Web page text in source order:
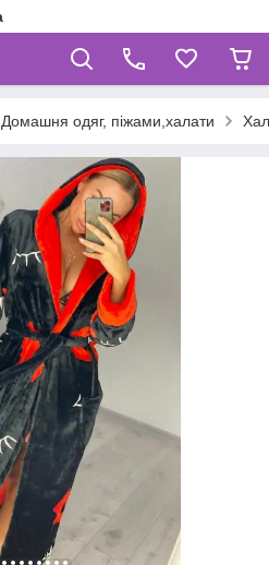
Домашня одяг, піжами,халати